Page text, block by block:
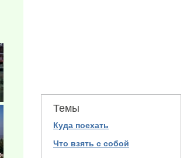
Темы
Куда поехать
Что взять с собой